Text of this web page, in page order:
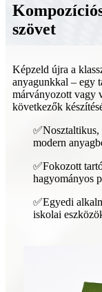
szövet
Képzeld újra a
anyagunkkal – egy
márványozott vagy
következők
✅Nosztaltikus,
modern
✅Fokozott
hagyományos
✅Egyedi
iskolai